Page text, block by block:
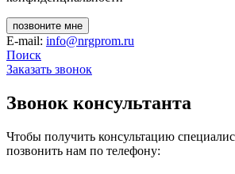
позвоните мне
E-mail: info@nrgprom.ru
Поиск
Заказать звонок
Звонок консультанта
Чтобы получить консультацию
позвонить нам по телефону: